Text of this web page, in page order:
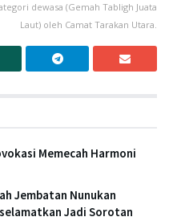
dewasa (Gemah Tabligh Juata
Laut) oleh Camat Tarakan Utara.
Memecah Harmoni
Jembatan Nunukan
Jadi Sorotan